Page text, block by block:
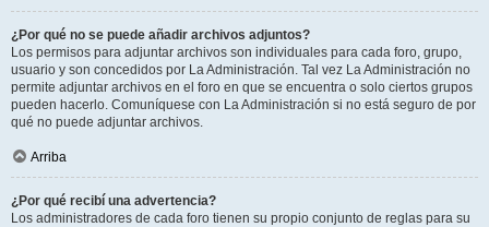
¿Por qué no se puede añadir archivos adjuntos?
Los permisos para adjuntar archivos son individuales para cada foro, grupo,
usuario y son concedidos por La Administración. Tal vez La Administración no
permite adjuntar archivos en el foro en que se encuentra o solo ciertos grupos
pueden hacerlo. Comuníquese con La Administración si no está seguro de por
qué no puede adjuntar archivos.
Arriba
¿Por qué recibí una advertencia?
Los administradores de cada foro tienen su propio conjunto de reglas para su